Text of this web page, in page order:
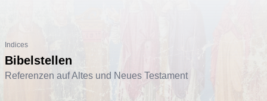
Indices
Bibelstellen
Referenzen auf Altes und Neues Testament